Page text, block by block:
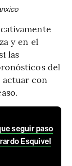
y en el
las
del
con
seguir paso
Esquivel